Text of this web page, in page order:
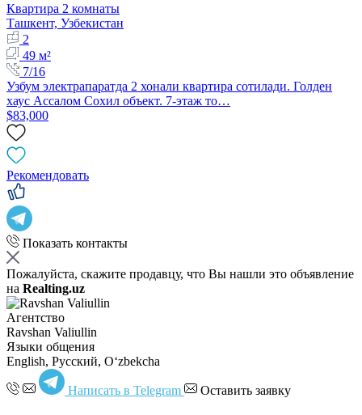
Квартира 2 комнаты
Ташкент, Узбекистан
2
49 м²
7/16
Узбум электрапаратда 2 хонали квартира сотилади. Голден
хаус Ассалом Сохил объект. 7-этаж то…
$83,000
Рекомендовать
Показать контакты
Пожалуйста, скажите продавцу, что Вы нашли это объявление
на Realting.uz
Агентство
Ravshan Valiullin
Языки общения
English, Русский, Oʻzbekcha
Написать в Telegram Оставить заявку